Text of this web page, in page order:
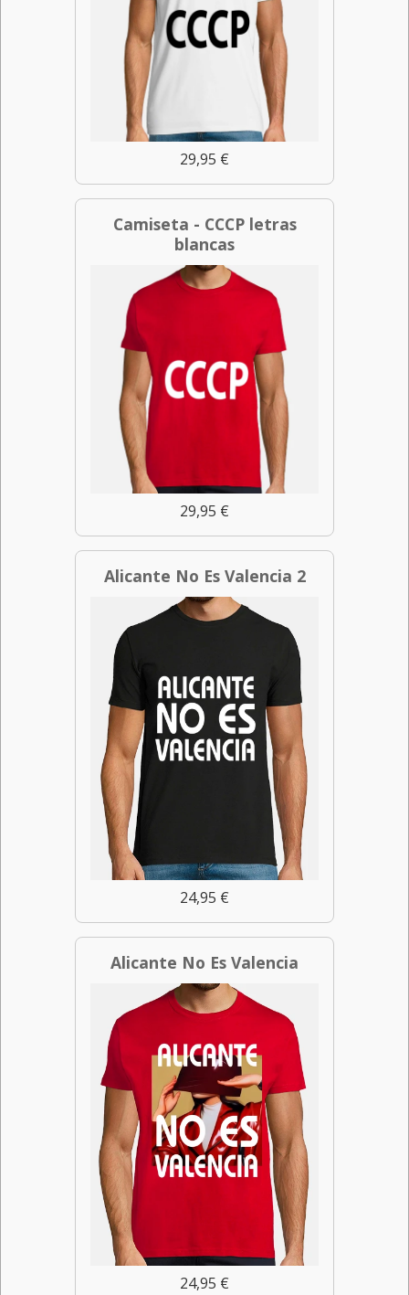
29,95 €
Camiseta - CCCP letras
blancas
29,95 €
Alicante No Es Valencia 2
24,95 €
Alicante No Es Valencia
24,95 €